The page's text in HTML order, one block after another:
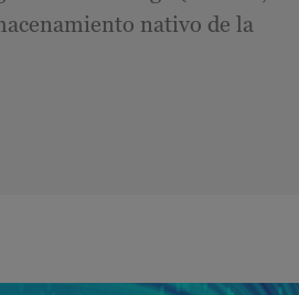
nativo de la